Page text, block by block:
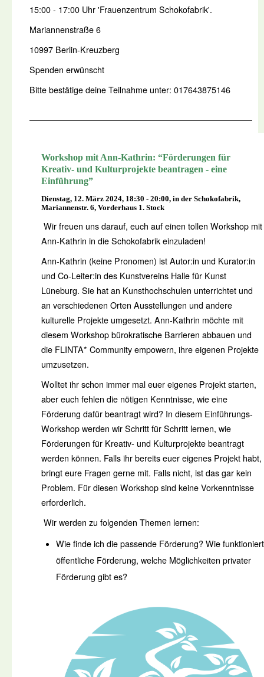
15:00 - 17:00 Uhr 'Frauenzentrum Schokofabrik'.
Mariannenstraße 6
10997 Berlin-Kreuzberg
Spenden erwünscht
Bitte bestätige deine Teilnahme unter: 017643875146
Workshop mit Ann-Kathrin: “Förderungen für
Kreativ- und Kulturprojekte beantragen - eine
Einführung”
Dienstag, 12. März 2024, 18:30 - 20:00, in der Schokofabrik,
Mariannenstr. 6, Vorderhaus 1. Stock
Wir freuen uns darauf, euch auf einen tollen Workshop mit
Ann-Kathrin in die Schokofabrik einzuladen!
Ann-Kathrin (keine Pronomen) ist Autor:in und Kurator:in
und Co-Leiter:in des Kunstvereins Halle für Kunst
Lüneburg. Sie hat an Kunsthochschulen unterrichtet und
an verschiedenen Orten Ausstellungen und andere
kulturelle Projekte umgesetzt. Ann-Kathrin möchte mit
diesem Workshop bürokratische Barrieren abbauen und
die FLINTA* Community empowern, ihre eigenen Projekte
umzusetzen.
Wolltet ihr schon immer mal euer eigenes Projekt starten,
aber euch fehlen die nötigen Kenntnisse, wie eine
Förderung dafür beantragt wird? In diesem Einführungs-
Workshop werden wir Schritt für Schritt lernen, wie
Förderungen für Kreativ- und Kulturprojekte beantragt
werden können. Falls ihr bereits euer eigenes Projekt habt,
bringt eure Fragen gerne mit. Falls nicht, ist das gar kein
Problem. Für diesen Workshop sind keine Vorkenntnisse
erforderlich.
Wir werden zu folgenden Themen lernen:
Wie finde ich die passende Förderung? Wie funktioniert
öffentliche Förderung, welche Möglichkeiten privater
Förderung gibt es?